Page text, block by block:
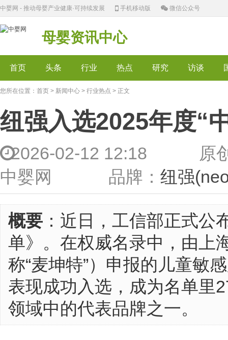
中婴网 - 推动母婴产业健康·可持续发展 手机移动版 微信公众号
母婴资讯中心
首页 头条 行业 热点 研究 访谈
您所在位置： 首页 > 新闻中心 > 行业热点 > 正文
纽强入选2025年度“
2026-02-12 12:18 原创
中婴网 品牌： 纽强
概要 ：近日，工信部正式公
单》。在权威名录中，由上
称“麦坤特”）申报的儿童敏
表现成功入选，成为名单里
领域中的代表品牌之一。